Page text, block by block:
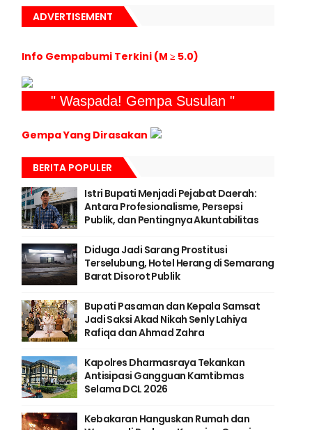
ADVERTISEMENT
Info Gempabumi Terkini (M ≥ 5.0)
" Waspada! Gempa Susulan "
Gempa Yang Dirasakan
BERITA POPULER
Istri Bupati Menjadi Pejabat Daerah:
Antara Profesionalisme, Persepsi
Publik, dan Pentingnya Akuntabilitas
Diduga Jadi Sarang Prostitusi
Terselubung, Hotel Herang di Semarang
Barat Disorot Publik
Bupati Pasaman dan Kepala Samsat
Jadi Saksi Akad Nikah Senly Lahiya
Rafiqa dan Ahmad Zahra
Kapolres Dharmasraya Tekankan
Antisipasi Gangguan Kamtibmas
Selama DCL 2026
Kebakaran Hanguskan Rumah dan